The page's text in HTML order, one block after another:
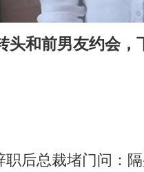
版全月地质图
区上班被保安拦下
偿江小白30万元
头和前男友约会，
后总裁堵门问：